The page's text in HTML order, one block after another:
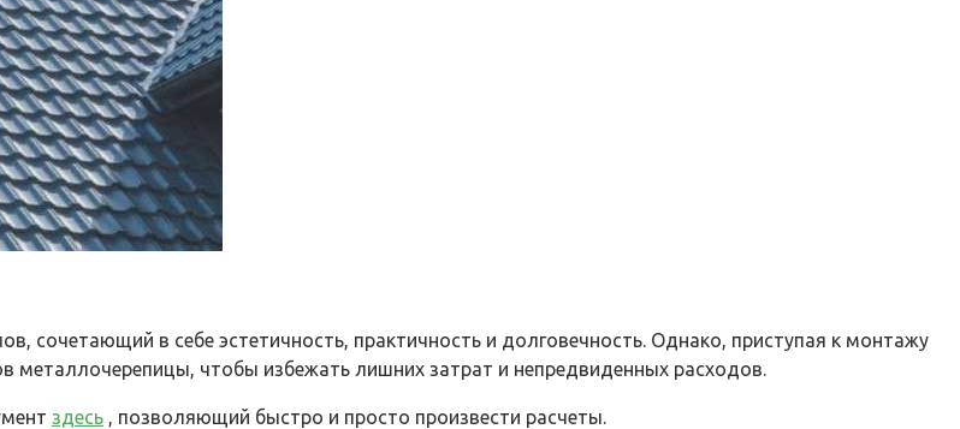
сочетающий в себе эстетичность, практичность и долговечность. Однако, приступая к монтажу
металлочерепицы, чтобы избежать лишних затрат и непредвиденных расходов.
здесь , позволяющий быстро и просто произвести расчеты.